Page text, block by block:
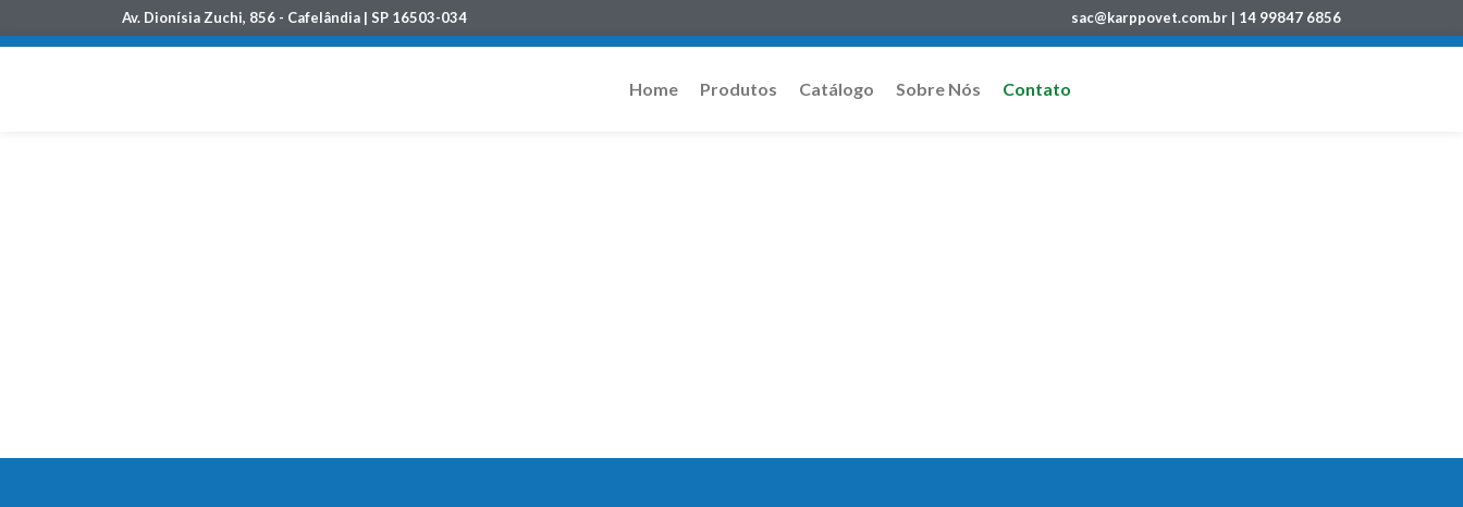
Av. Dionísia Zuchi, 856 - Cafelândia | SP 16503-034 sac@karppovet.com.br | 14 99847 6856
Home Produtos Catálogo Sobre Nós Contato